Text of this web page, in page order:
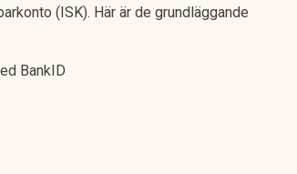
(ISK). Här är de grundläggande
BankID